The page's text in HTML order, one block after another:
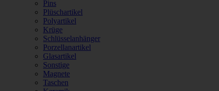
Pins
Plüschartikel
Polyartikel
Krüge
Schlüsselanhänger
Porzellanartikel
Glasartikel
Sonstige
Magnete
Taschen